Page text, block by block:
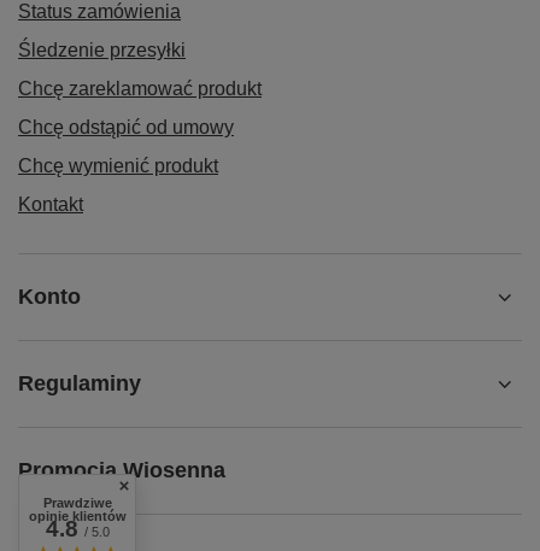
Status zamówienia
Śledzenie przesyłki
Chcę zareklamować produkt
Chcę odstąpić od umowy
Chcę wymienić produkt
Kontakt
Konto
Regulaminy
Promocja Wiosenna
Prawdziwe
opinie klientów
4.8/ 5.0